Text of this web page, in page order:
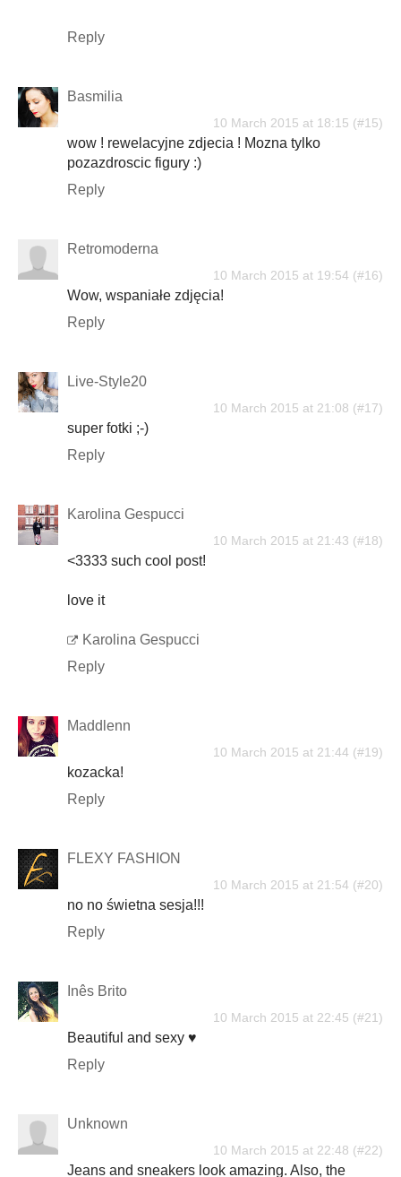
Reply
Basmilia
10 March 2015 at 18:15
wow ! rewelacyjne zdjecia ! Mozna tylko
pozazdroscic figury :)
Reply
Retromoderna
10 March 2015 at 19:54
Wow, wspaniałe zdjęcia!
Reply
Live-Style20
10 March 2015 at 21:08
super fotki ;-)
Reply
Karolina Gespucci
10 March 2015 at 21:43
<3333 such cool post!
love it
Karolina Gespucci
Reply
Maddlenn
10 March 2015 at 21:44
kozacka!
Reply
FLEXY FASHION
10 March 2015 at 21:54
no no świetna sesja!!!
Reply
Inês Brito
10 March 2015 at 22:45
Beautiful and sexy ♥
Reply
Unknown
10 March 2015 at 22:48
Jeans and sneakers look amazing. Also, the